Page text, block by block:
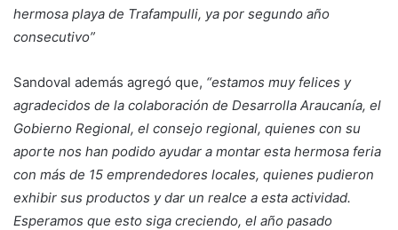
hermosa playa de Trafampulli, ya por segundo año
consecutivo”
Sandoval además agregó que, “estamos muy felices y
agradecidos de la colaboración de Desarrolla Araucanía, el
Gobierno Regional, el consejo regional, quienes con su
aporte nos han podido ayudar a montar esta hermosa feria
con más de 15 emprendedores locales, quienes pudieron
exhibir sus productos y dar un realce a esta actividad.
Esperamos que esto siga creciendo, el año pasado